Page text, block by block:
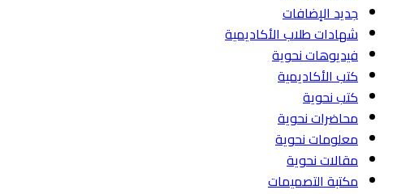
جديد الإضافات
شهادات طلاب الأكاديمية
فيديوهات نحوية
كتب الأكاديمية
كتب نحوية
محاضرات نحوية
معلومات نحوية
مقالات نحوية
مكتبة التصميمات